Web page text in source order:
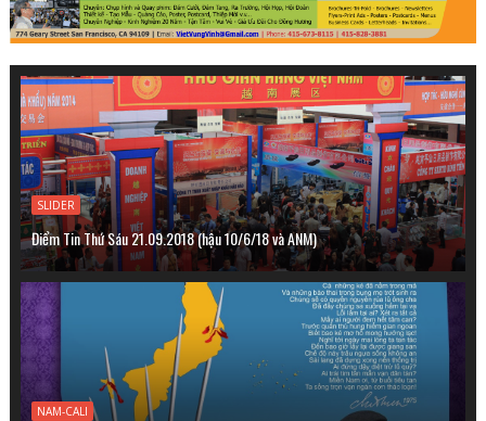
SLIDER
Điểm Tin Thứ Sáu 21.09.2018 (hậu 10/6/18 và ANM)
NAM-CALI